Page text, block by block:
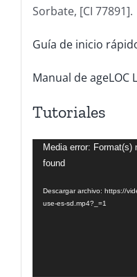
Sorbate, [CI 77891].
Guía de inicio
Manual de ageLOC
Tutoriales
Reproductor
de
vídeo
Media error: Format(s)
found
Descargar archivo: https://
use-es-sd.mp4?_=1